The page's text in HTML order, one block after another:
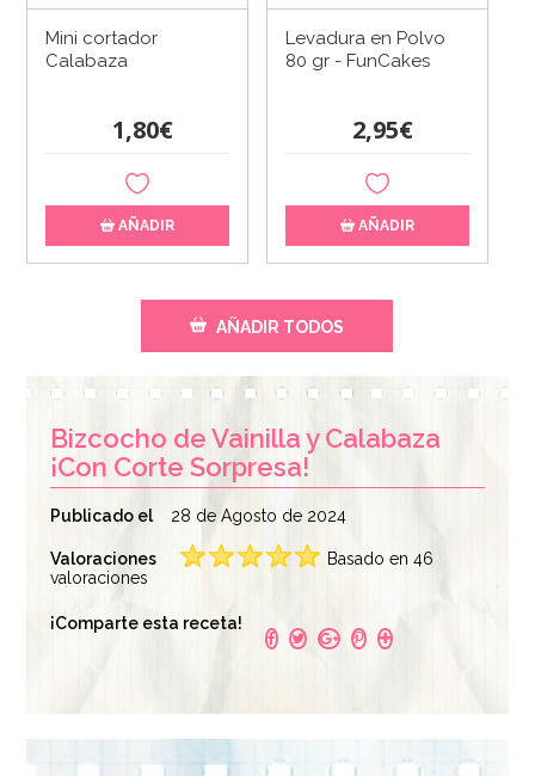
Mini cortador
Calabaza
1,80€
AÑADIR
Levadura en Polvo
80 gr - FunCakes
2,95€
AÑADIR
Bicarbonato de
AÑADIR AÑADIR
AÑADIR TODOS
Bizcocho de Vainilla y Calabaza
¡Con Corte Sorpresa!
Publicado el 28 de Agosto de 2024
Valoraciones
Basado en 46
valoraciones
¡Comparte esta receta!